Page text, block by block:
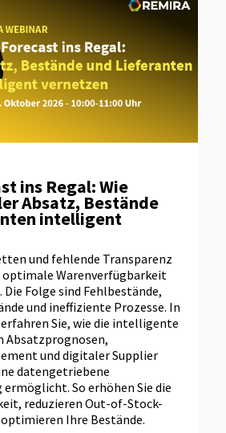
ins Regal: Wie
Absatz, Bestände
intelligent
und fehlende Transparenz
optimale Warenverfügbarkeit
Folge sind Fehlbestände,
und ineffiziente Prozesse. In
Sie, wie die intelligente
Absatzprognosen,
und digitaler Supplier
datengetriebene
So erhöhen Sie die
reduzieren Out-of-Stock-
Ihre Bestände.